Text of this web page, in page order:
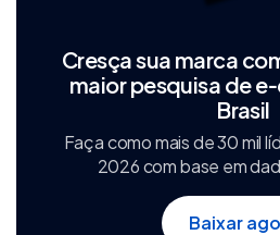
Cresça sua marca
maior pesquisa de
Brasil
Faça como mais de 30 mil
2026 com base em
Baixar